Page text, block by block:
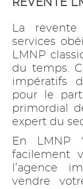
La
services
LMNP
du temps.
impératifs
pour le
primordial
expert du
En LMNP
facilement
l’agence
vendre